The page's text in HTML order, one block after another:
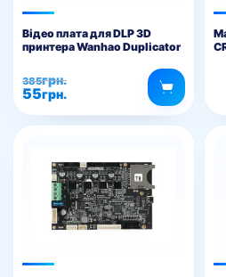
Відео плата для DLP 3D
принтера Wanhao Duplicator
385грн.
Оригінальна
ціна:
55грн.
Поточна
ціна: